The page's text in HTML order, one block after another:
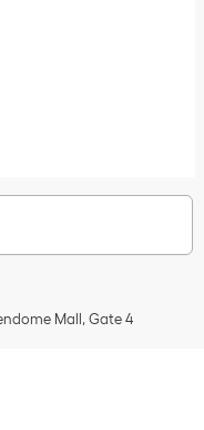
Mall, Gate 4